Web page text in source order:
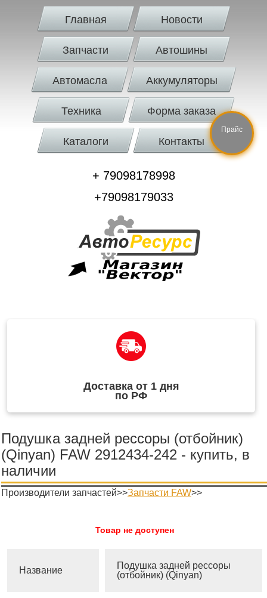
Главная Новости
Запчасти Автошины
Автомасла Аккумуляторы
Техника Форма заказа
Каталоги Контакты
+ 79098178998
+79098179033
Доставка от 1 дня
по РФ
Подушка задней рессоры (отбойник)
(Qinyan) FAW 2912434-242 - купить, в
наличии
Производители запчастей>>Запчасти FAW>>
Товар не доступен
Название
Подушка задней рессоры
(отбойник) (Qinyan)
Прайс